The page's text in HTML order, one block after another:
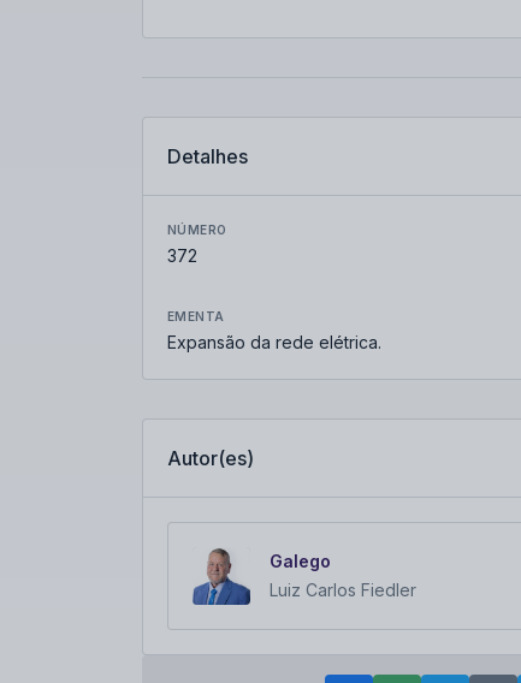
Detalhes
NÚMERO
372
EMENTA
Expansão da rede elétrica.
Autor(es)
Galego
Luiz Carlos Fiedler